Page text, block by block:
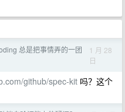
总是把事情弄的一团
1 月 28
日
github/spec-kit 吗？这个